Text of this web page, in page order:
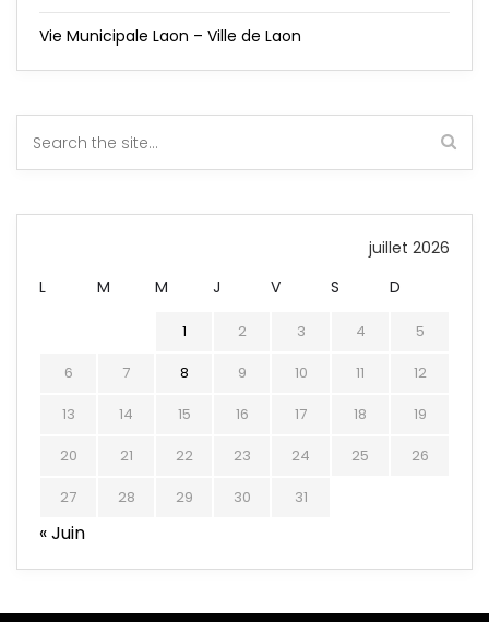
Vie Municipale Laon – Ville de Laon
juillet 2026
L
M M J V S D
1 2 3 4
5
6
7 8 9 10 11
12
13
14 15 16 17 18
19
20
21 22 23 24 25
26
27
28 29 30 31
« Juin